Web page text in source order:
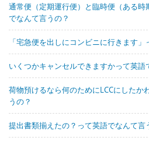
通常便（定期運行便）と臨時便（ある
でなんて言うの？
「宅急便を出しにコンビニに行きます
いくつかキャンセルできますかって英語
荷物預けるなら何のためにLCCにしたか
うの？
提出書類揃えたの？って英語でなんて言